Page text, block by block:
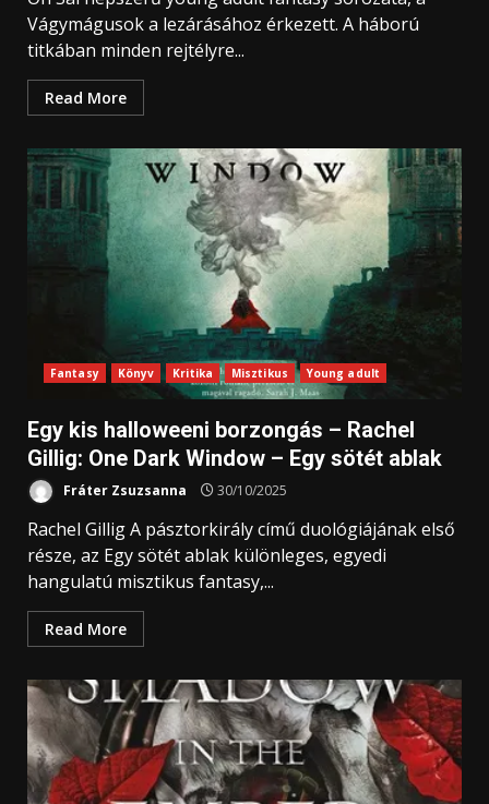
Vágymágusok a lezárásához érkezett. A háború
titkában minden rejtélyre...
Read More
Fantasy Könyv Kritika Misztikus Young adult
Egy kis halloweeni borzongás – Rachel
Gillig: One ​Dark Window – Egy sötét ablak
Fráter Zsuzsanna 30/10/2025
Rachel Gillig A pásztorkirály című duológiájának első
része, az Egy sötét ablak különleges, egyedi
hangulatú misztikus fantasy,...
Read More